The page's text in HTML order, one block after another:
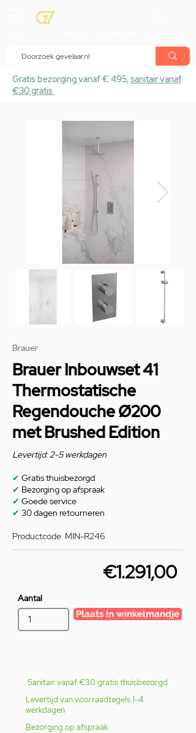
Gratis bezorging vanaf € 495,sanitair vanaf
€30 gratis
Brauer
Brauer Inbouwset 41
Thermostatische
Regendouche Ø200
met Brushed Edition
Levertijd: 2-5 werkdagen
✔ Gratis thuisbezorgd
✔ Bezorging op afspraak
✔ Goede service
✔ 30 dagen retourneren
Productcode: MIN-R246
€1.291,00
Aantal
Plaats in winkelmandje
Sanitair vanaf €30 gratis thuisbezorgd
Levertijd van voorraadtegels 1-4
werkdagen
Bezorging op afspraak